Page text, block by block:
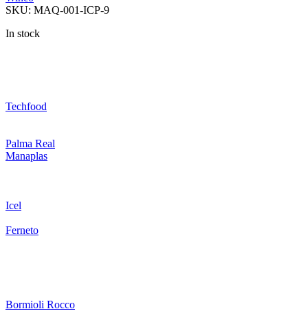
SKU: MAQ-001-ICP-9
In stock
Techfood
Palma Real
Manaplas
Icel
Ferneto
Bormioli Rocco